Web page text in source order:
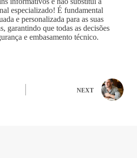
especializado! É fundamental
e personalizada para as suas
garantindo que todas as decisões
e embasamento técnico.
NEXT